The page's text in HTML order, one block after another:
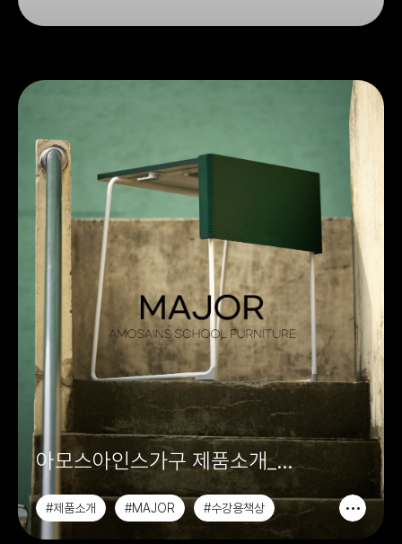
아모스아인스가구 제품소개_
수강용책상 MAJOR
#제품소개 #MAJOR #수강용책상